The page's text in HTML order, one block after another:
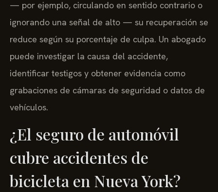
— por ejemplo, circulando en sentido contrario o
ignorando una señal de alto — su recuperación se
reduce según su porcentaje de culpa. Un abogado
puede investigar la causa del accidente,
identificar testigos y obtener evidencia como
grabaciones de cámaras de seguridad o datos de
vehículos.
¿El seguro de automóvil
cubre accidentes de
bicicleta en Nueva York?